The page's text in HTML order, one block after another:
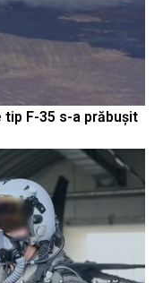
tip F-35 s-a prăbușit